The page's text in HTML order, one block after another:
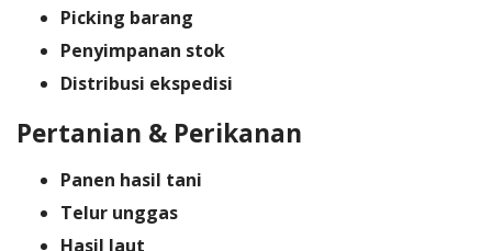
Picking barang
Penyimpanan stok
Distribusi ekspedisi
Pertanian & Perikanan
Panen hasil tani
Telur unggas
Hasil laut